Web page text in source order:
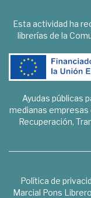
Esta actividad ha
librerías de la
Ayudas públicas
medianas empresas
Recuperación,
Política de
Marcial Pons